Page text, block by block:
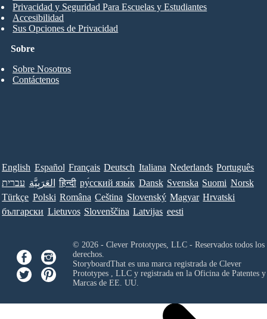
Sobre
Sobre Nosotros
Contáctenos
Privacidad y Seguridad Para Escuelas y Estudiantes
Accesibilidad
Sus Opciones de Privacidad
English Español Français Deutsch Italiana Nederlands Português
עברית العَرَبِيَّة हिन्दी ру́сский язы́к Dansk Svenska Suomi Norsk
Türkçe Polski Româna Ceština Slovenský Magyar Hrvatski
български Lietuvos Slovenščina Latvijas eesti
© 2026 - Clever Prototypes, LLC - Reservados todos los
derechos.
StoryboardThat es una marca registrada de Clever
Prototypes , LLCy registrada en la Oficina de Patentes y
Marcas de EE. UU.